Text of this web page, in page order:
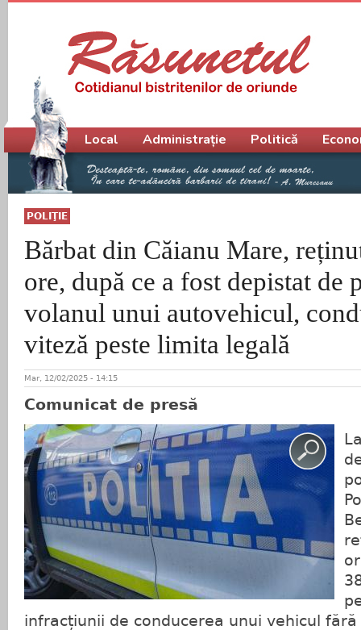
POLIŢIE
Bărbat din Căianu Mare,
ore, după ce a fost depistat de
volanul unui autovehicul,
viteză peste limita legală
Mar, 12/02/2025 - 14:15
Comunicat de presă
infracțiunii de conducerea unui vehicul
Meniu principal
Local Administrație Politică